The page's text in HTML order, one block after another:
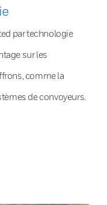
par technologie
sur les
comme la
de convoyeurs.